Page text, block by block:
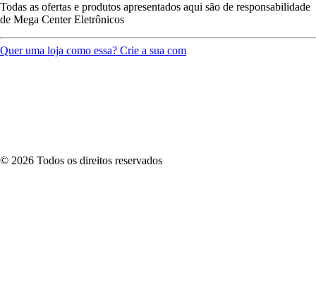
Todas as ofertas e produtos apresentados aqui são de responsabilidade
de Mega Center Eletrônicos
Quer uma loja como essa? Crie a sua com
© 2026 Todos os direitos reservados